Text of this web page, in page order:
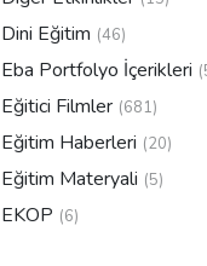
Dini Eğitim (46)
Eba Portfolyo İçerikleri
Eğitici Filmler (681)
Eğitim Haberleri (20)
Eğitim Materyali (5)
EKOP (6)